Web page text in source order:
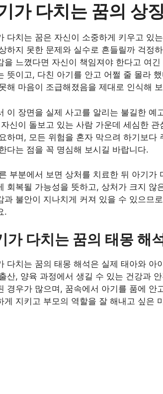
가 다치는 꿈의 상
다치는 꿈은 자신이 소중하게 키우고 있
하지 못한 문제와 실수로 흔들릴까 걱정
을 느꼈다면 자신이 책임져야 한다고 여
뜻이고, 다친 아기를 안고 어쩔 줄 몰라
해 마음이 조급해졌음을 제대로 인식해
이 장면을 실제 사고를 알리는 불길한
신이 돌보고 있는 사람 가운데 세심한
하며, 모든 위험을 혼자 막으려 하기보다
다는 점을 꼭 명심해 보시길 바랍니다.
부분에서 보면 상처를 치료한 뒤 아기
회복될 가능성을 뜻하고, 상처가 크지 않
과 불안이 지나치게 커져 있을 수 있으므
.
가 다치는 꿈의 태몽 해
다치는 꿈의 태몽 해석은 실제 태아와 아
산, 양육 과정에서 생길 수 있는 건강과
경우가 많으며, 꿈속에서 아기를 품에
게 지키고 부모의 역할을 잘 해내고 싶은